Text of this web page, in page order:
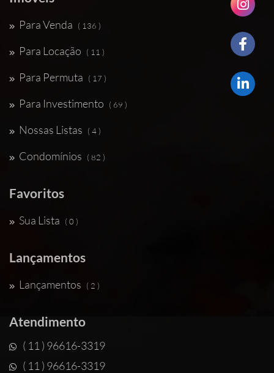
Para Venda ( 136 )
Para Locação ( 11 )
Para Permuta ( 17 )
Para Investimento ( 69 )
Nossas Listas ( 4 )
Condomínios ( 82 )
Favoritos
Sua Lista ( 0 )
Lançamentos
Lançamentos ( 2 )
Atendimento
( 11 ) 96616-3319
( 11 ) 96616-3319